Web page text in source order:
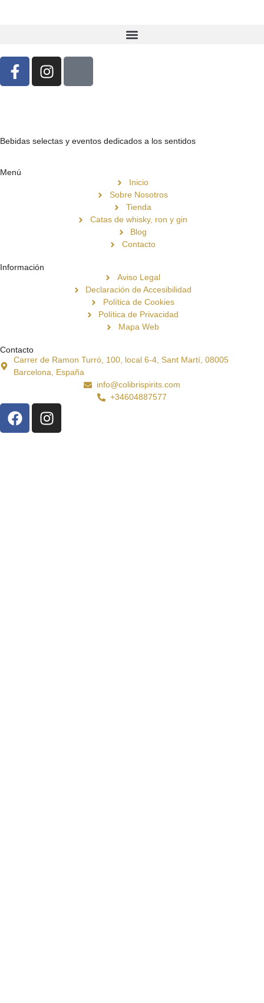
Bebidas selectas y eventos dedicados a los sentidos
Menú
Inicio
Sobre Nosotros
Tienda
Catas de whisky, ron y gin
Blog
Contacto
Información
Aviso Legal
Declaración de Accesibilidad
Política de Cookies
Política de Privacidad
Mapa Web
Contacto
Carrer de Ramon Turró, 100, local 6-4, Sant Martí, 08005
Barcelona, España
info@colibrispirits.com
+34604887577